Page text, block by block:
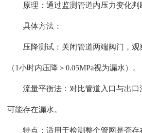
原理：通过监测管道内压力变化判
具体方法：
压降测试：关闭管道两端阀门，观
（1小时内压降＞0.05MPa视为漏水）。
流量平衡法：对比管道入口与出口
可能存在漏水。
特点：适用于检测整个管网是否存